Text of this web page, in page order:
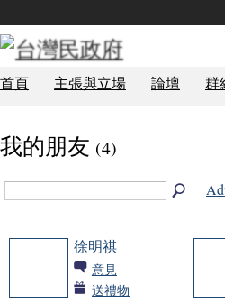
首頁 主張與立場 論壇 群
我的朋友 (4)
徐明祺
意見
送禮物